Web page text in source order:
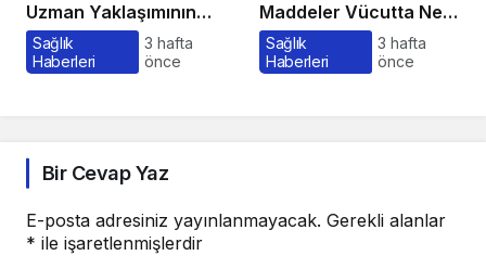
Uzman Yaklaşımının
Önemi ve Bilinmesi
Gerekenler
Sağlık
Haberleri
3 hafta
önce
Maddeler Vücutta Ne
Kadar Kalır, Süreç
Nasıl İşler?
Sağlık
Haberleri
3 hafta
önce
Bir Cevap Yaz
E-posta adresiniz yayınlanmayacak. Gerekli alanlar
* ile işaretlenmişlerdir